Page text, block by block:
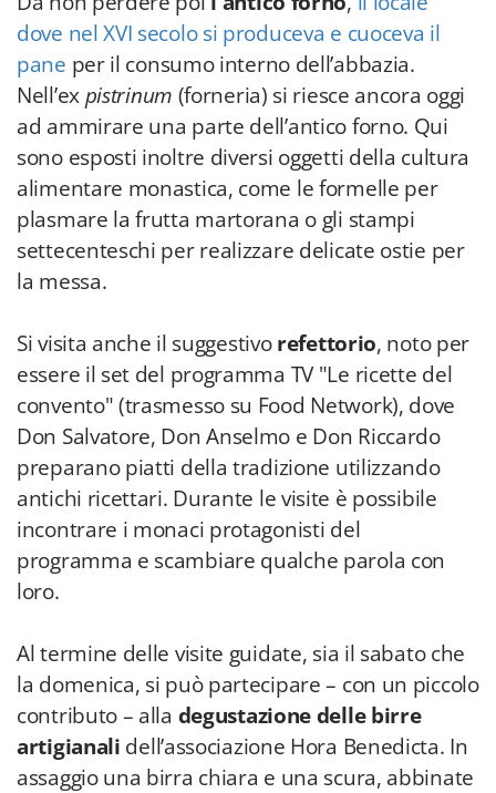
dove nel XVI secolo si produceva e cuoceva il
pane per il consumo interno dell’abbazia.
Nell’expistrinum (forneria) si riesce ancora oggi
ad ammirare una parte dell’antico forno. Qui
sono esposti inoltre diversi oggetti della cultura
alimentare monastica, come le formelle per
plasmare la frutta martorana o gli stampi
settecenteschi per realizzare delicate ostie per
la messa.
Si visita anche il suggestivorefettorio, noto per
essere il set del programma TV "Le ricette del
convento" (trasmesso su Food Network), dove
Don Salvatore, Don Anselmo e Don Riccardo
preparano piatti della tradizione utilizzando
antichi ricettari. Durante le visite è possibile
incontrare i monaci protagonisti del
programma e scambiare qualche parola con
loro.
Al termine delle visite guidate, sia il sabato che
la domenica, si può partecipare – con un piccolo
contributo – alla degustazione delle birre
artigianali dell’associazione Hora Benedicta. In
assaggio una birra chiara e una scura, abbinate